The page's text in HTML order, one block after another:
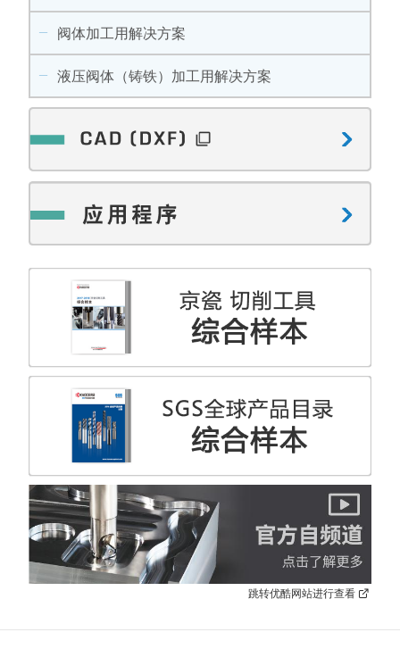
阀体加工用解决方案
液压阀体（铸铁）加工用解决方案
跳转优酷网站进行查看